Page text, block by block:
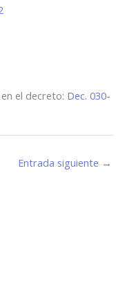
el decreto: Dec. 030-
Entrada siguiente →